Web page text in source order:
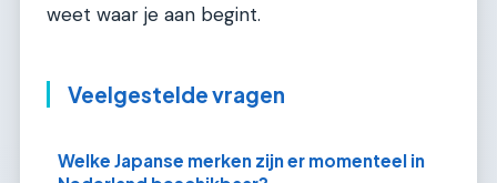
weet waar je aan begint.
Veelgestelde vragen
Welke Japanse merken zijn er momenteel in